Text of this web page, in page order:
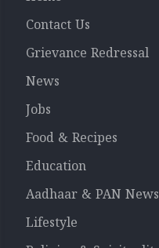
Contact Us
Grievance Redressal
News
Jobs
Food & Recipes
Education
Aadhaar & PAN News
Lifestyle